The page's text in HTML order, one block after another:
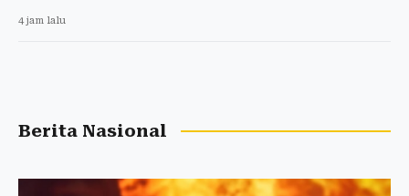
4 jam lalu
Berita Nasional